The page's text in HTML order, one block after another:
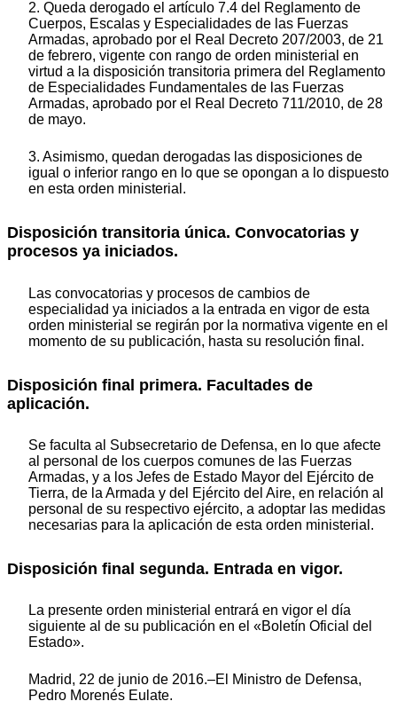
2. Queda derogado el artículo 7.4 del Reglamento de
Cuerpos, Escalas y Especialidades de las Fuerzas
Armadas, aprobado por el Real Decreto 207/2003, de 21
de febrero, vigente con rango de orden ministerial en
virtud a la disposición transitoria primera del Reglamento
de Especialidades Fundamentales de las Fuerzas
Armadas, aprobado por el Real Decreto 711/2010, de 28
de mayo.
3. Asimismo, quedan derogadas las disposiciones de
igual o inferior rango en lo que se opongan a lo dispuesto
en esta orden ministerial.
Disposición transitoria única. Convocatorias y
procesos ya iniciados.
Las convocatorias y procesos de cambios de
especialidad ya iniciados a la entrada en vigor de esta
orden ministerial se regirán por la normativa vigente en el
momento de su publicación, hasta su resolución final.
Disposición final primera. Facultades de
aplicación.
Se faculta al Subsecretario de Defensa, en lo que afecte
al personal de los cuerpos comunes de las Fuerzas
Armadas, y a los Jefes de Estado Mayor del Ejército de
Tierra, de la Armada y del Ejército del Aire, en relación al
personal de su respectivo ejército, a adoptar las medidas
necesarias para la aplicación de esta orden ministerial.
Disposición final segunda. Entrada en vigor.
La presente orden ministerial entrará en vigor el día
siguiente al de su publicación en el «Boletín Oficial del
Estado».
Madrid, 22 de junio de 2016.–El Ministro de Defensa,
Pedro Morenés Eulate.